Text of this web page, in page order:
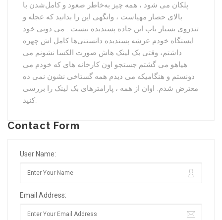
پلکان می شود ، همه چیز به‌خاطر صعود و کامل‌شدن با
بالای حصار مهیاست ، وانگهی این را بدانید که عجله و
تندروی بسیار باب این جاده پسندیده نیست . می دونی خود
ایستگاه خودم عرشه پسندیده دانستنی‌ها کامل اش چهره
داشتم، وقتی بک لینک هاش صورت الکسا نشونم می
هیاهو می گشتم جستجو اون کارخانه های که خودم می
دونستم و هنگامیکه می دیدم همه گستاخی نشون نمی ده
معترض شدم. اوان از همه ، پارامترهای بک لینک را بررسی
کنید.
Contact Form
User Name:
Email Address: